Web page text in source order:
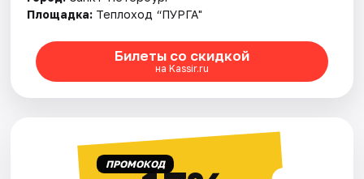
Площадка: Теплоход “ПУРГА"
Билеты со скидкой
на Kassir.ru
ПРОМОКОД